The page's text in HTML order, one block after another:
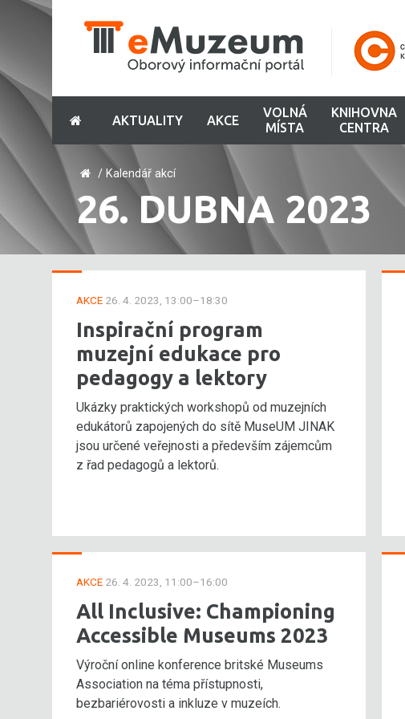
AKTUALITY AKCE
VOLNÁ
MÍSTA
KNIHOVNA
CENTRA
/ Kalendář akcí
26. DUBNA 2023
AKCE 26. 4. 2023, 13:00–18:30
Inspirační program
muzejní edukace pro
pedagogy a lektory
Ukázky praktických workshopů od muzejních
edukátorů zapojených do sítě MuseUM JINAK
jsou určené veřejnosti a především zájemcům
z řad pedagogů a lektorů.
AKCE 26. 4. 2023, 11:00–16:00
All Inclusive: Championing
Accessible Museums 2023
Výroční online konference britské Museums
Association na téma přístupnosti,
bezbariérovosti a inkluze v muzeích.